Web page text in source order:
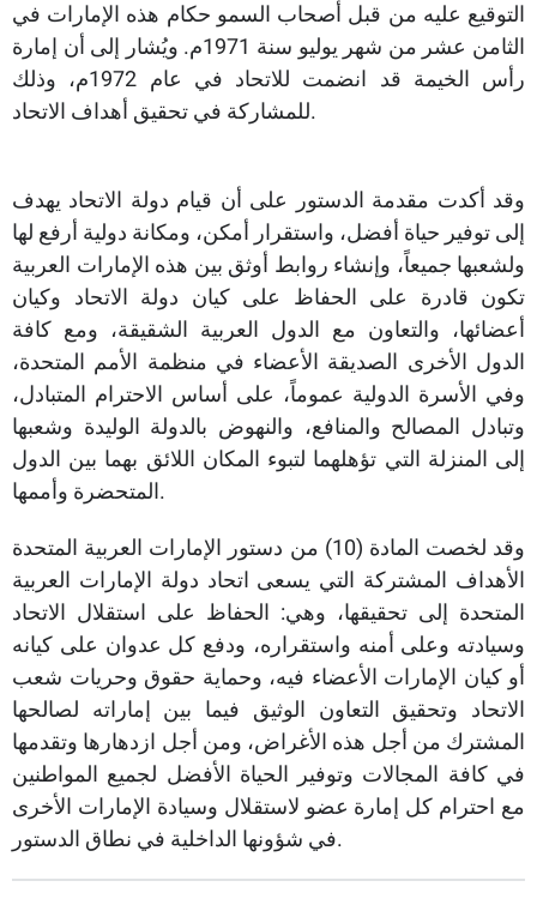
التوقيع عليه من قبل أصحاب السمو حكام هذه الإمارات في
الثامن عشر من شهر يوليو سنة 1971م. ويُشار إلى أن إمارة
رأس الخيمة قد انضمت للاتحاد في عام 1972م، وذلك
للمشاركة في تحقيق أهداف الاتحاد.
وقد أكدت مقدمة الدستور على أن قيام دولة الاتحاد يهدف
إلى توفير حياة أفضل، واستقرار أمكن، ومكانة دولية أرفع لها
ولشعبها جميعاً، وإنشاء روابط أوثق بين هذه الإمارات العربية
تكون قادرة على الحفاظ على كيان دولة الاتحاد وكيان
أعضائها، والتعاون مع الدول العربية الشقيقة، ومع كافة
الدول الأخرى الصديقة الأعضاء في منظمة الأمم المتحدة،
وفي الأسرة الدولية عموماً، على أساس الاحترام المتبادل،
وتبادل المصالح والمنافع، والنهوض بالدولة الوليدة وشعبها
إلى المنزلة التي تؤهلهما لتبوء المكان اللائق بهما بين الدول
المتحضرة وأممها.
وقد لخصت المادة (10) من دستور الإمارات العربية المتحدة
الأهداف المشتركة التي يسعى اتحاد دولة الإمارات العربية
المتحدة إلى تحقيقها، وهي: الحفاظ على استقلال الاتحاد
وسيادته وعلى أمنه واستقراره، ودفع كل عدوان على كيانه
أو كيان الإمارات الأعضاء فيه، وحماية حقوق وحريات شعب
الاتحاد وتحقيق التعاون الوثيق فيما بين إماراته لصالحها
المشترك من أجل هذه الأغراض، ومن أجل ازدهارها وتقدمها
في كافة المجالات وتوفير الحياة الأفضل لجميع المواطنين
مع احترام كل إمارة عضو لاستقلال وسيادة الإمارات الأخرى
في شؤونها الداخلية في نطاق الدستور.